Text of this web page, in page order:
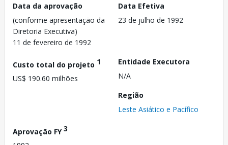
Data da aprovação
(conforme apresentação da
Diretoria Executiva)
11 de fevereiro de 1992
Data Efetiva
23 de julho de 1992
Custo total do projeto 1
US$ 190.60 milhões
Entidade Executora
N/A
Região
Leste Asiático e Pacífico
Aprovação FY3